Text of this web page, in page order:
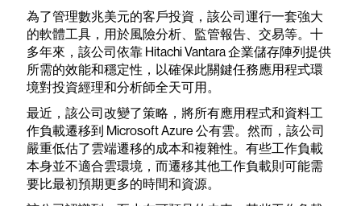
為了管理數兆美元的客戶投資，該公司運行一套強大
的軟體工具，用於風險分析、監管報告、交易等。十
多年來，該公司依靠 Hitachi Vantara 企業儲存陣列提供
所需的效能和穩定性，以確保此關鍵任務應用程式環
境對投資經理和分析師全天可用。
最近，該公司改變了策略，將所有應用程式和資料工
作負載遷移到 Microsoft Azure 公有雲。然而，該公司
嚴重低估了雲端遷移的成本和複雜性。有些工作負載
本身並不適合雲環境，而遷移其他工作負載則可能需
要比最初預期更多的時間和資源。